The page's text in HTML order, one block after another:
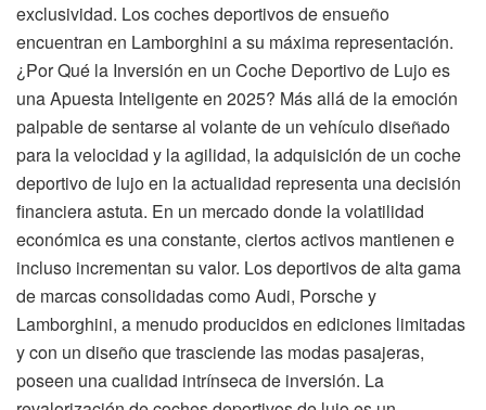
exclusividad. Los coches deportivos de ensueño
encuentran en Lamborghini a su máxima representación.
¿Por Qué la Inversión en un Coche Deportivo de Lujo es
una Apuesta Inteligente en 2025? Más allá de la emoción
palpable de sentarse al volante de un vehículo diseñado
para la velocidad y la agilidad, la adquisición de un coche
deportivo de lujo en la actualidad representa una decisión
financiera astuta. En un mercado donde la volatilidad
económica es una constante, ciertos activos mantienen e
incluso incrementan su valor. Los deportivos de alta gama
de marcas consolidadas como Audi, Porsche y
Lamborghini, a menudo producidos en ediciones limitadas
y con un diseño que trasciende las modas pasajeras,
poseen una cualidad intrínseca de inversión. La